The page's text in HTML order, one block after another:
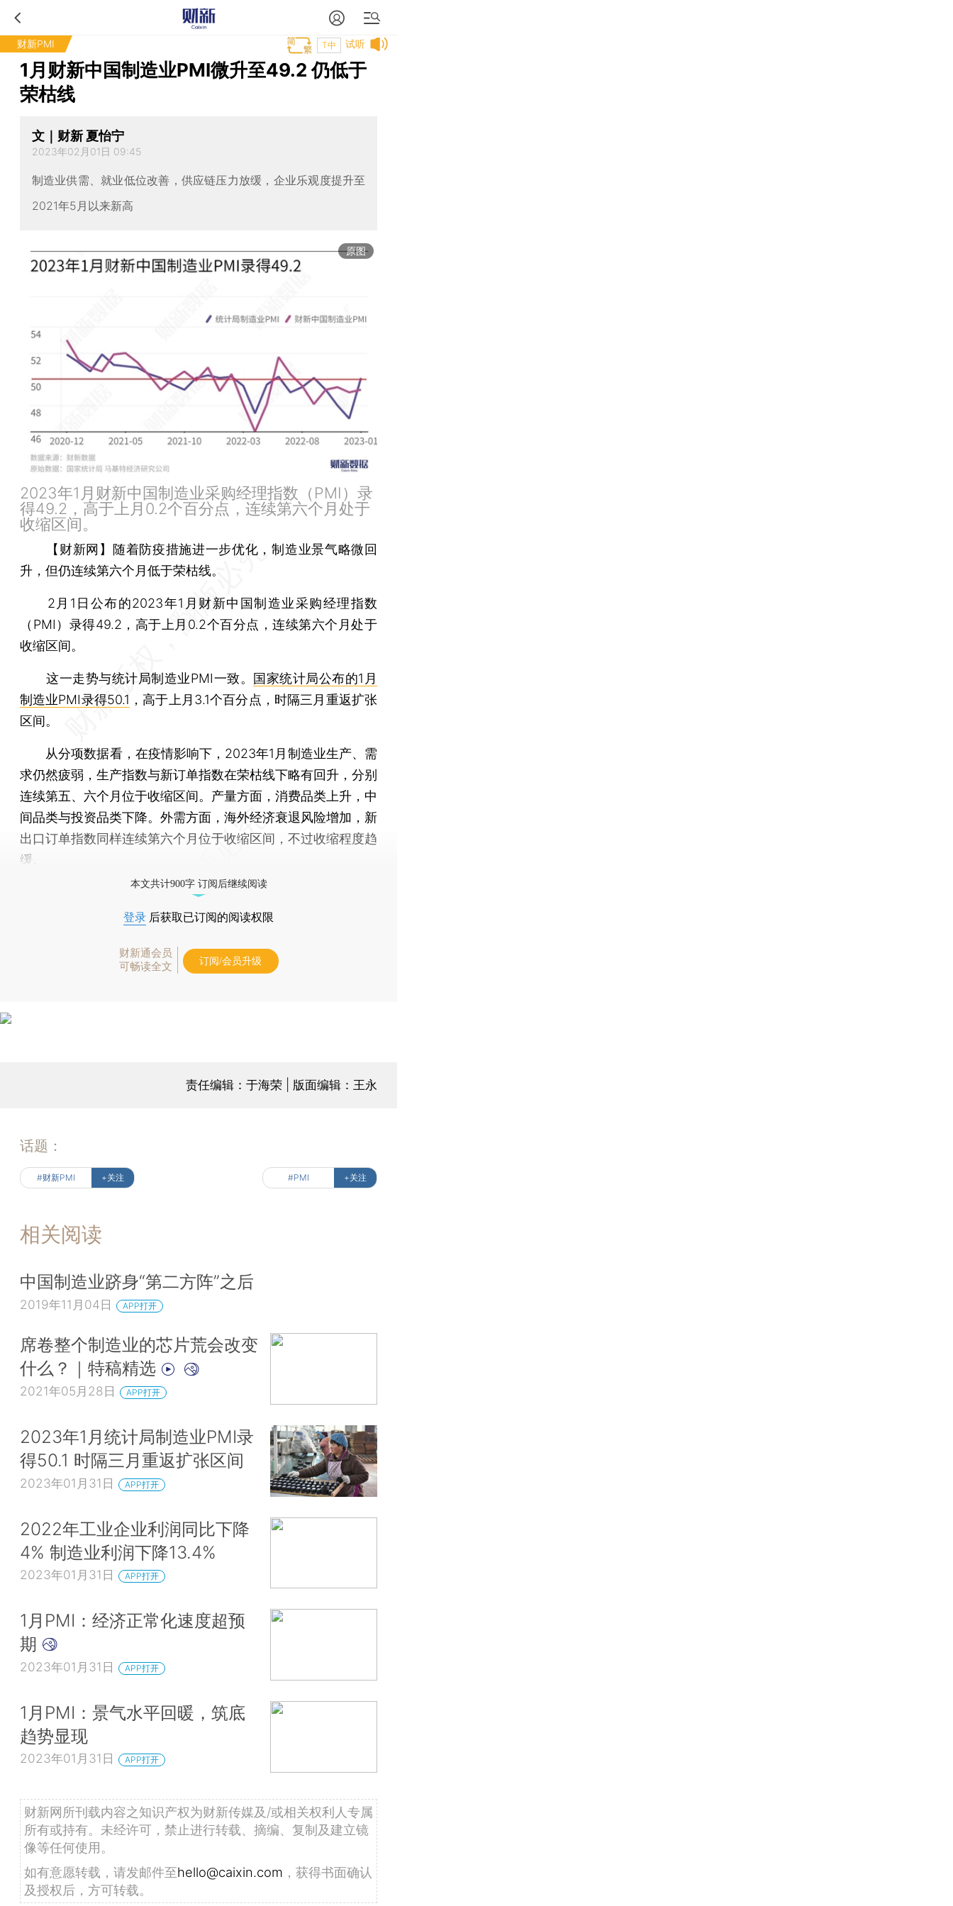
财新PMI 试听
T中
1月财新中国制造业PMI微升至49.2 仍低于
荣枯线
文｜财新 夏怡宁
2023年02月01日 09:45
制造业供需、就业低位改善，供应链压力放缓，企业乐观度提升至
2021年5月以来新高
原图
2023年1月财新中国制造业采购经理指数（PMI）录
得49.2，高于上月0.2个百分点，连续第六个月处于
收缩区间。
【财新网】 随着防疫措施进一步优化，制造业景气略微回
升，但仍连续第六个月低于荣枯线。
2月1日公布的2023年1月财新中国制造业采购经理指数
（PMI）录得49.2，高于上月0.2个百分点，连续第六个月处于
收缩区间。
这一走势与统计局制造业PMI一致。 国家统计局公布的1月
制造业PMI录得50.1 ，高于上月3.1个百分点，时隔三月重返扩张
区间。
从分项数据看，在疫情影响下，2023年1月制造业生产、需
求仍然疲弱，生产指数与新订单指数在荣枯线下略有回升，分别
连续第五、六个月位于收缩区间。产量方面，消费品类上升，中
间品类与投资品类下降。外需方面，海外经济衰退风险增加，新
出口订单指数同样连续第六个月位于收缩区间，不过收缩程度趋
缓。
本文共计900字 订阅后继续阅读
登录 后获取已订阅的阅读权限
财新通会员
可畅读全文
订阅/会员升级
责任编辑：于海荣 | 版面编辑：王永
话题：
#财新PMI +关注 #PMI +关注
相关阅读
中国制造业跻身“第二方阵”之后
2019年11月04日 APP打开
席卷整个制造业的芯片荒会改变
什么？｜特稿精选
2021年05月28日 APP打开
2023年1月统计局制造业PMI录
得50.1 时隔三月重返扩张区间
2023年01月31日 APP打开
2022年工业企业利润同比下降
4% 制造业利润下降13.4%
2023年01月31日 APP打开
1月PMI：经济正常化速度超预
期
2023年01月31日 APP打开
1月PMI：景气水平回暖，筑底
趋势显现
2023年01月31日 APP打开
财新网所刊载内容之知识产权为财新传媒及/或相关权利人专属
所有或持有。未经许可，禁止进行转载、摘编、复制及建立镜
像等任何使用。
如有意愿转载，请发邮件至hello@caixin.com ，获得书面确认
及授权后，方可转载。